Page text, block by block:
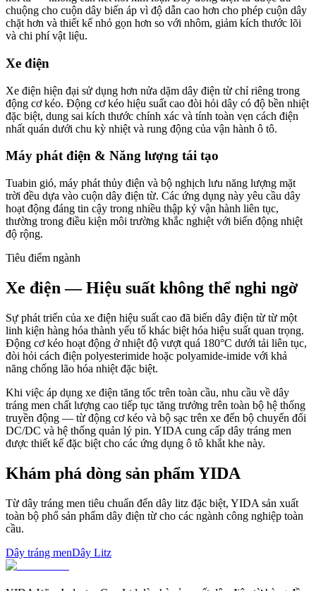
chuộng cho cuộn dây biến áp vì độ dẫn cao hơn cho phép cuộn dây
chặt hơn và thiết kế nhỏ gọn hơn so với nhôm, giảm kích thước lõi
và chi phí vật liệu.
Xe điện
Xe điện hiện đại sử dụng hơn nửa dặm dây điện từ chỉ riêng trong
động cơ kéo. Động cơ kéo hiệu suất cao đòi hỏi dây có độ bền nhiệt
đặc biệt, dung sai kích thước chính xác và tính toàn vẹn cách điện
nhất quán dưới chu kỳ nhiệt và rung động của vận hành ô tô.
Máy phát điện & Năng lượng tái tạo
Tuabin gió, máy phát thủy điện và bộ nghịch lưu năng lượng mặt
trời đều dựa vào cuộn dây điện từ. Các ứng dụng này yêu cầu dây
hoạt động đáng tin cậy trong nhiều thập kỷ vận hành liên tục,
thường trong điều kiện môi trường khắc nghiệt với biến động nhiệt
độ rộng.
Tiêu điểm ngành
Xe điện — Hiệu suất không thể nghi ngờ
Sự phát triển của xe điện hiệu suất cao đã biến dây điện từ từ một
linh kiện hàng hóa thành yếu tố khác biệt hóa hiệu suất quan trọng.
Động cơ kéo hoạt động ở nhiệt độ vượt quá 180°C dưới tải liên tục,
đòi hỏi cách điện polyesterimide hoặc polyamide-imide với khả
năng chống lão hóa nhiệt đặc biệt.
Khi việc áp dụng xe điện tăng tốc trên toàn cầu, nhu cầu về dây
tráng men chất lượng cao tiếp tục tăng trưởng trên toàn bộ hệ thống
truyền động — từ động cơ kéo và bộ sạc trên xe đến bộ chuyển đổi
DC/DC và hệ thống quản lý pin. YIDA cung cấp dây tráng men
được thiết kế đặc biệt cho các ứng dụng ô tô khắt khe này.
Khám phá dòng sản phẩm YIDA
Từ dây tráng men tiêu chuẩn đến dây litz đặc biệt, YIDA sản xuất
toàn bộ phổ sản phẩm dây điện từ cho các ngành công nghiệp toàn
cầu.
Dây tráng menDây Litz